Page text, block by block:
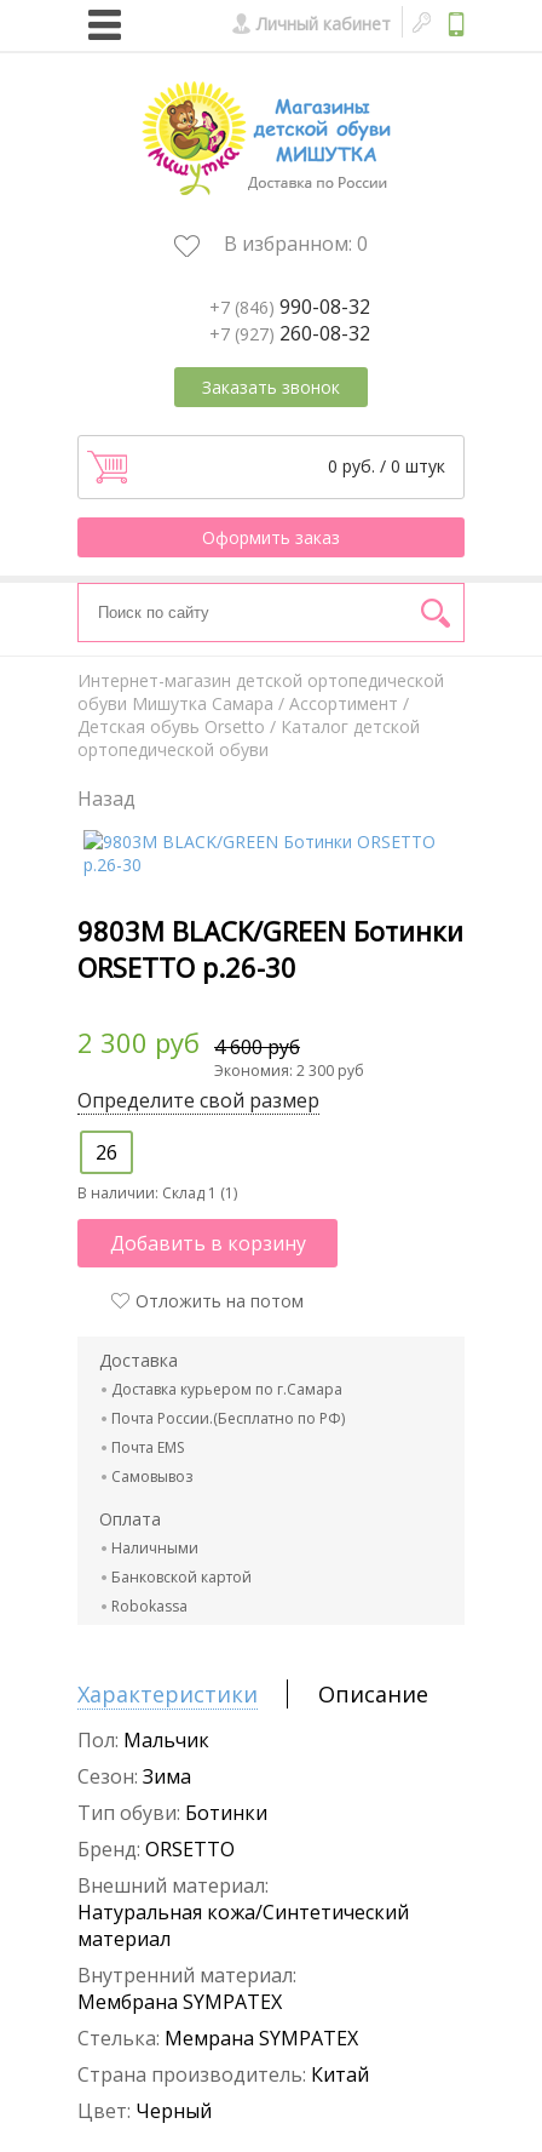
Личный кабинет
В избранном: 0
+7 (846) 990-08-32
+7 (927) 260-08-32
Заказать звонок
0 руб. / 0 штук
Оформить заказ
Интернет-магазин детской ортопедической
обуви Мишутка Самара / Aссортимент /
Детская обувь Orsetto / Каталог детской
ортопедической обуви
Назад
9803М BLACK/GREEN Ботинки
ORSETTO р.26-30
2 300 руб 4 600 руб
Экономия: 2 300 руб
Определите свой размер
26
В наличии: Склад 1 (1)
Добавить в корзину
Отложить на потом
Доставка
Доставка курьером по г.Самара
Почта России.(Бесплатно по РФ)
Почта EMS
Самовывоз
Оплата
Наличными
Банковской картой
Robokassa
Характеристики Описание
Пол: Мальчик
Сезон: Зима
Тип обуви: Ботинки
Бренд: ORSETTO
Внешний материал:
Натуральная кожа/Синтетический
материал
Внутренний материал:
Мембрана SYMPATEX
Стелька: Мемрана SYMPATEX
Страна производитель: Китай
Цвет: Черный